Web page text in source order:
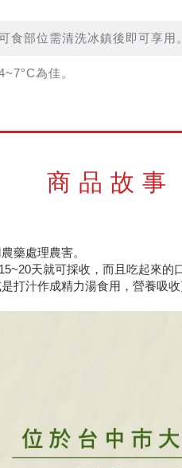
食部位需清洗冰鎮後即可享用
為佳。
商品故事
藥處理農害。
天就可採收，而且吃起來的
打汁作成精力湯食用，營養吸